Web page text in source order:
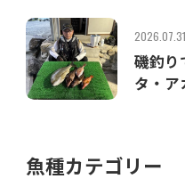
2026.07.31
磯釣り
タ・ア
魚種カテゴリー